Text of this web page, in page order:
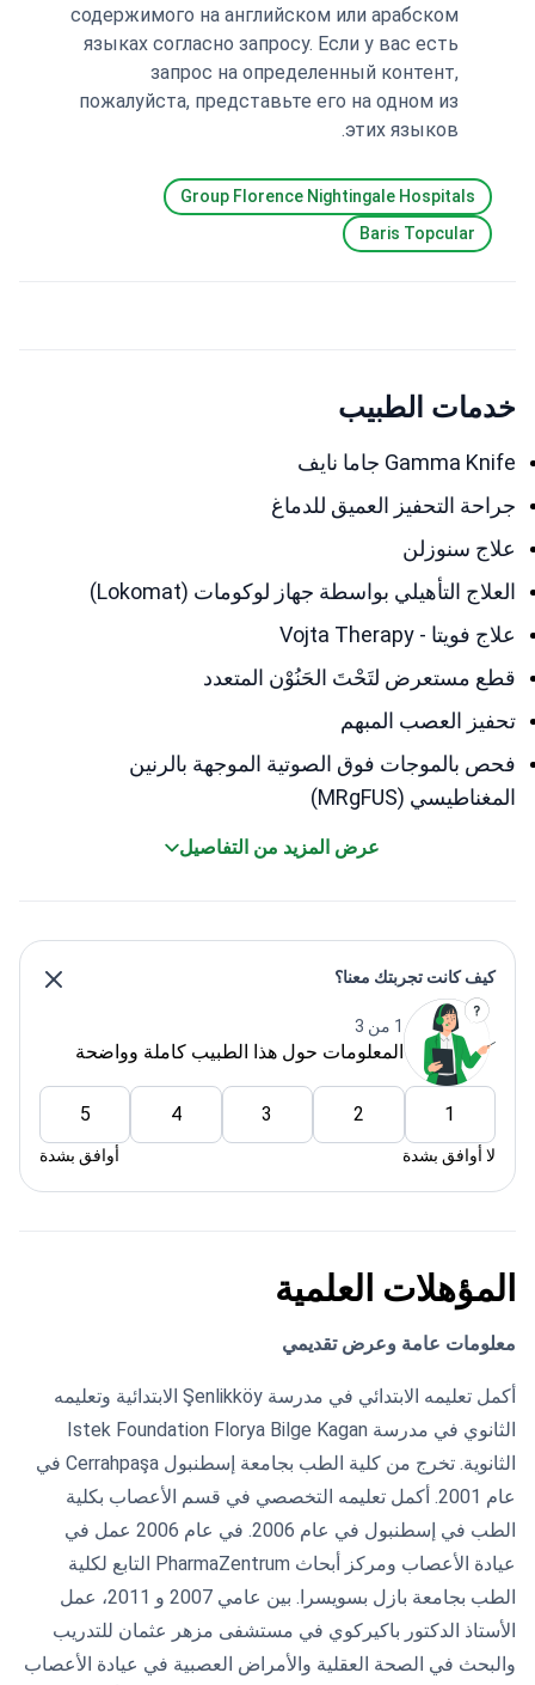
содержимого на английском или арабском
языках согласно запросу. Если у вас есть
запрос на определенный контент,
пожалуйста, представьте его на одном из
этих языков.
Group Florence Nightingale Hospitals
Baris Topcular
خدمات الطبيب
Gamma Knife جاما نايف
جراحة التحفيز العميق للدماغ
علاج سنوزلن
العلاج التأهيلي بواسطة جهاز لوكومات (Lokomat)
علاج فويتا - Vojta Therapy
قطع مستعرض لتَحْتَ الحَنُوْن المتعدد
تحفيز العصب المبهم
فحص بالموجات فوق الصوتية الموجهة بالرنين
المغناطيسي (MRgFUS)
عرض المزيد من التفاصيل
كيف كانت تجربتك معنا؟
1 من 3
المعلومات حول هذا الطبيب كاملة وواضحة
1
2
3
4
5
لا أوافق بشدة أوافق بشدة
المؤهلات العلمية
معلومات عامة وعرض تقديمي
أكمل تعليمه الابتدائي في مدرسة Şenlikköy الابتدائية وتعليمه
الثانوي في مدرسة Istek Foundation Florya Bilge Kagan
الثانوية. تخرج من كلية الطب بجامعة إسطنبول Cerrahpaşa في
عام 2001. أكمل تعليمه التخصصي في قسم الأعصاب بكلية
الطب في إسطنبول في عام 2006. في عام 2006 عمل في
عيادة الأعصاب ومركز أبحاث PharmaZentrum التابع لكلية
الطب بجامعة بازل بسويسرا. بين عامي 2007 و 2011، عمل
الأستاذ الدكتور باكيركوي في مستشفى مزهر عثمان للتدريب
والبحث في الصحة العقلية والأمراض العصبية في عيادة الأعصاب